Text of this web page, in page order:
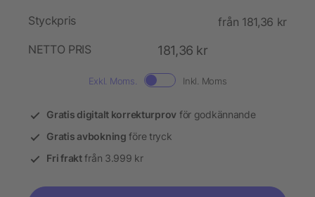
Styckpris
från 181,36 kr
NETTO PRIS
181,36 kr
Exkl. Moms. Inkl. Moms
Gratis digitalt korrekturprov för godkännande
Gratis avbokning före tryck
Fri fraktfrån 3.999 kr